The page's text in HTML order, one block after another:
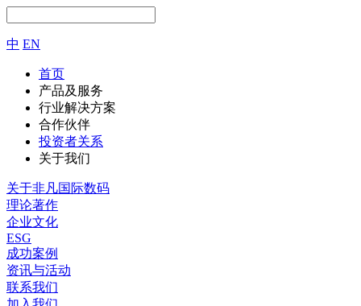
中 EN
首页
产品及服务
行业解决方案
合作伙伴
投资者关系
关于我们
关于非凡国际数码
理论著作
企业文化
ESG
成功案例
资讯与活动
联系我们